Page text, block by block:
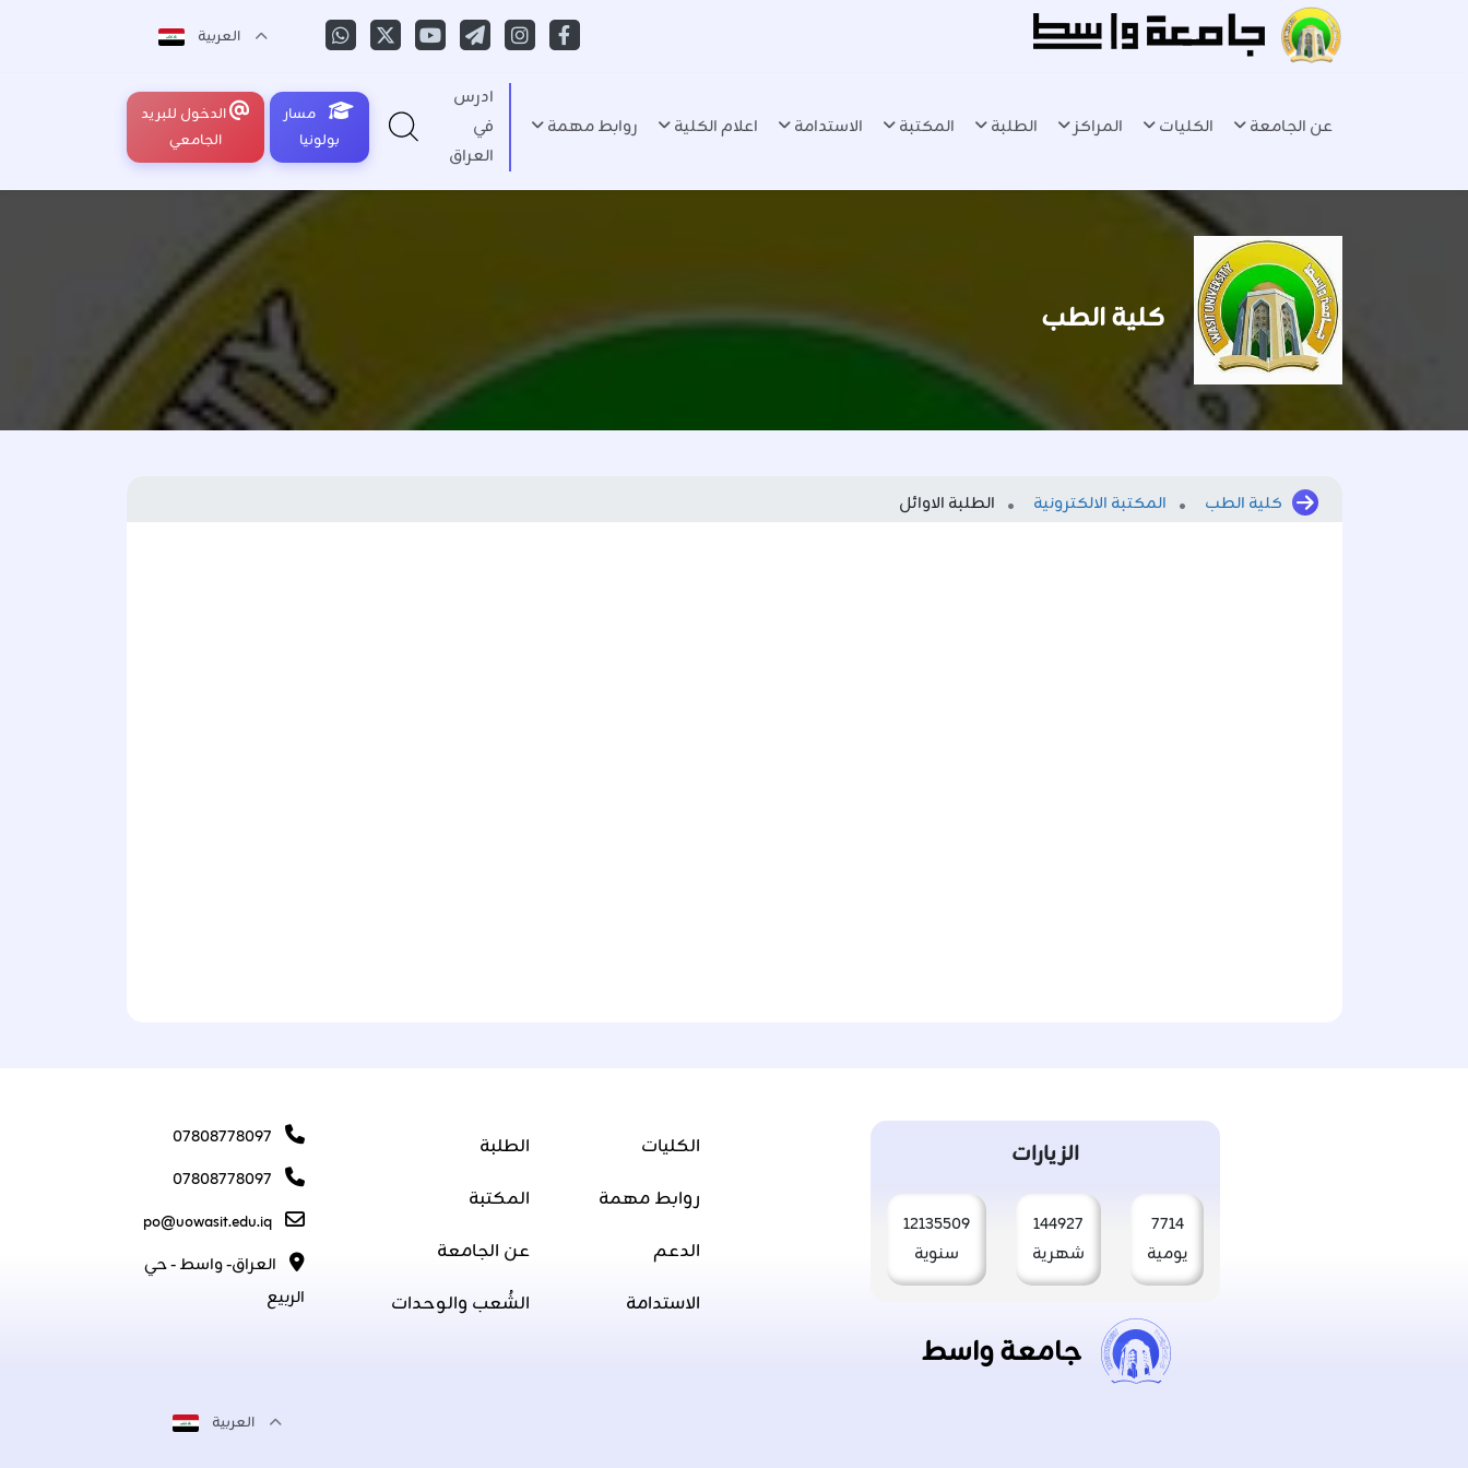
العربية
عن الجامعة الكليات المراكز الطلبة المكتبة الاستدامة اعلام الكلية روابط مهمة
ادرس
في
العراق
مسار
بولونيا
الدخول للبريد
الجامعي
كلية الطب
كلية الطب المكتبة الالكترونية الطلبة الاوائل
الزيارات
7714
يومية
144927
شهرية
12135509
سنوية
جامعة واسط
الكليات
روابط مهمة
الدعم
الاستدامة
الطلبة
المكتبة
عن الجامعة
الشُعب والوحدات
07808778097
07808778097
po@uowasit.edu.iq
العراق- واسط - حي
الربيع
العربية